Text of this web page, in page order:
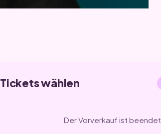
Tickets wählen
Der Vorverkauf ist beendet.